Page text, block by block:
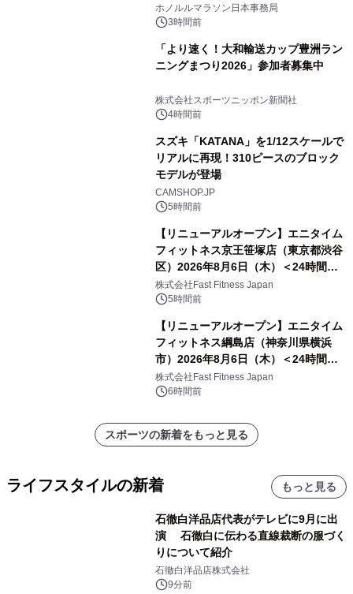
テゴリー「ハパルアIKI(イキ)」(約
13.4km)が登場
ホノルルマラソン日本事務局
3時間前
「より速く！大和輸送カップ豊洲ラン
ニングまつり2026」参加者募集中
株式会社スポーツニッポン新聞社
4時間前
スズキ「KATANA」を1/12スケールで
リアルに再現！310ピースのブロック
モデルが登場
CAMSHOP.JP
5時間前
【リニューアルオープン】エニタイム
フィットネス京王笹塚店（東京都渋谷
区）2026年8月6日（木）＜24時間年
中無休のフィットネスジム＞
株式会社Fast Fitness Japan
5時間前
【リニューアルオープン】エニタイム
フィットネス綱島店（神奈川県横浜
市）2026年8月6日（木）＜24時間年
中無休のフィットネスジム＞
株式会社Fast Fitness Japan
6時間前
スポーツの新着をもっと見る
ライフスタイルの新着 もっと見る
石徹白洋品店代表がテレビに9月に出
演 石徹白に伝わる直線裁断の服づく
りについて紹介
石徹白洋品店株式会社
9分前